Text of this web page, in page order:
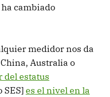
cambiado
medidor nos da
Australia o
estatus
SES] es el nivel en la